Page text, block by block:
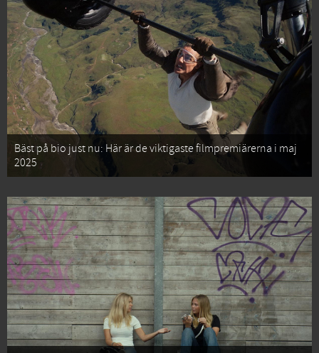
Bäst på bio just nu: Här är de viktigaste filmpremiärerna i maj
2025